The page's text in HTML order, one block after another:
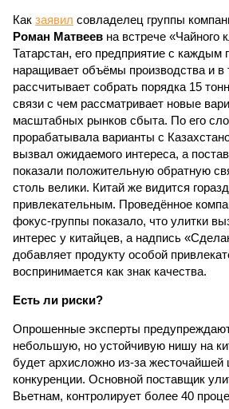
Как заявил совладелец группы
Роман Матвеев на встрече «Чайного
Татарстан, его предприятие с каждым
наращивает объёмы производства и в
рассчитывает собрать порядка 15
связи с чем рассматривает новые
масштабных рынков сбыта. По его
прорабатывала варианты с
вызвал ожидаемого интереса, а
показали положительную обратную
столь велики. Китай же видится
привлекательным. Проведённое
фокус-группы показало, что улитки
интерес у китайцев, а надпись
добавляет продукту особой
воспринимается как знак качества.
Есть ли риски?
Опрошенные эксперты
небольшую, но устойчивую нишу на
будет архисложно из-за жесточайшей
конкуренции. Основной поставщик
Вьетнам, контролирует более 40